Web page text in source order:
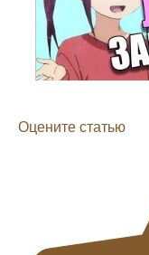
Оцените статью